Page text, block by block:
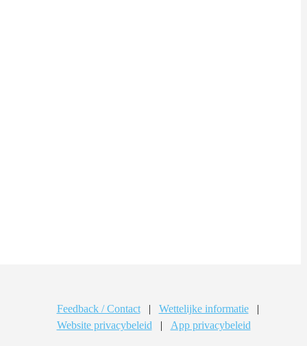
Feedback / Contact | Wettelijke informatie
|
Website privacybeleid
| App privacybeleid